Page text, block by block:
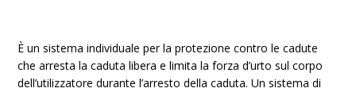
È un sistema individuale per la protezione contro le cadute
che arresta la caduta libera e limita la forza d’urto sul corpo
dell’utilizzatore durante l’arresto della caduta. Un sistema di